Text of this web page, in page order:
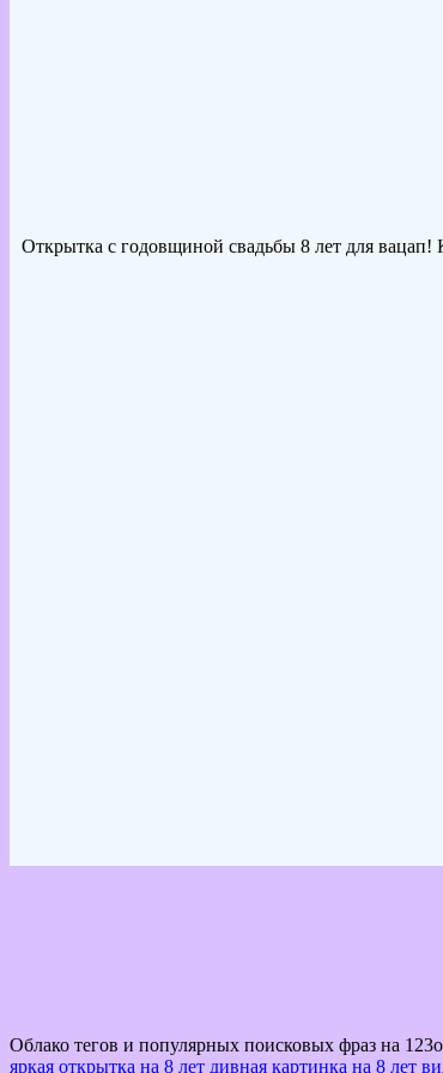
Открытка с годовщиной свадьбы 8 лет для вацап!
Облако тегов и популярных поисковых фраз на
яркая открытка на 8 лет дивная картинка на 8 лет